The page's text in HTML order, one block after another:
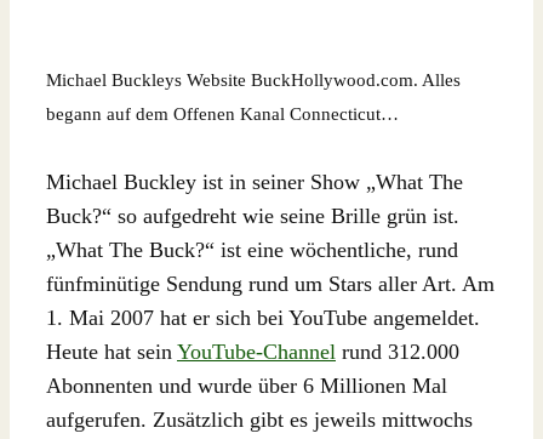
Michael Buckleys Website BuckHollywood.com. Alles
begann auf dem Offenen Kanal Connecticut…
Michael Buckley ist in seiner Show „What The
Buck?“ so aufgedreht wie seine Brille grün ist.
„What The Buck?“ ist eine wöchentliche, rund
fünfminütige Sendung rund um Stars aller Art. Am
1. Mai 2007 hat er sich bei YouTube angemeldet.
Heute hat sein YouTube-Channel rund 312.000
Abonnenten und wurde über 6 Millionen Mal
aufgerufen. Zusätzlich gibt es jeweils mittwochs